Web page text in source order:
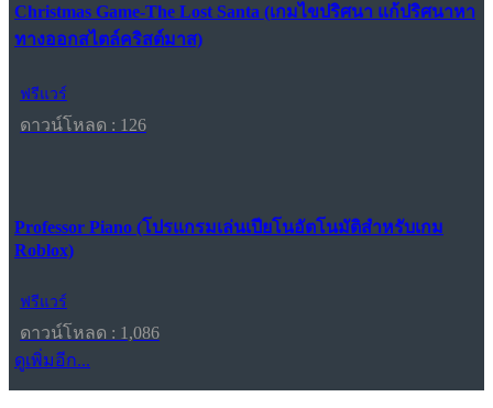
Christmas Game-The Lost Santa (เกมไขปริศนา แก้ปริศนาหา
ทางออกสไตล์คริสต์มาส)
ฟรีแวร์
ดาวน์โหลด : 126
Professor Piano (โปรแกรมเล่นเปียโนอัตโนมัติสำหรับเกม
Roblox)
ฟรีแวร์
ดาวน์โหลด : 1,086
ดูเพิ่มอีก...